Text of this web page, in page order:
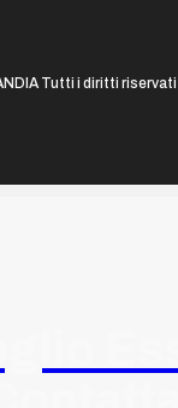
Tutti i diritti